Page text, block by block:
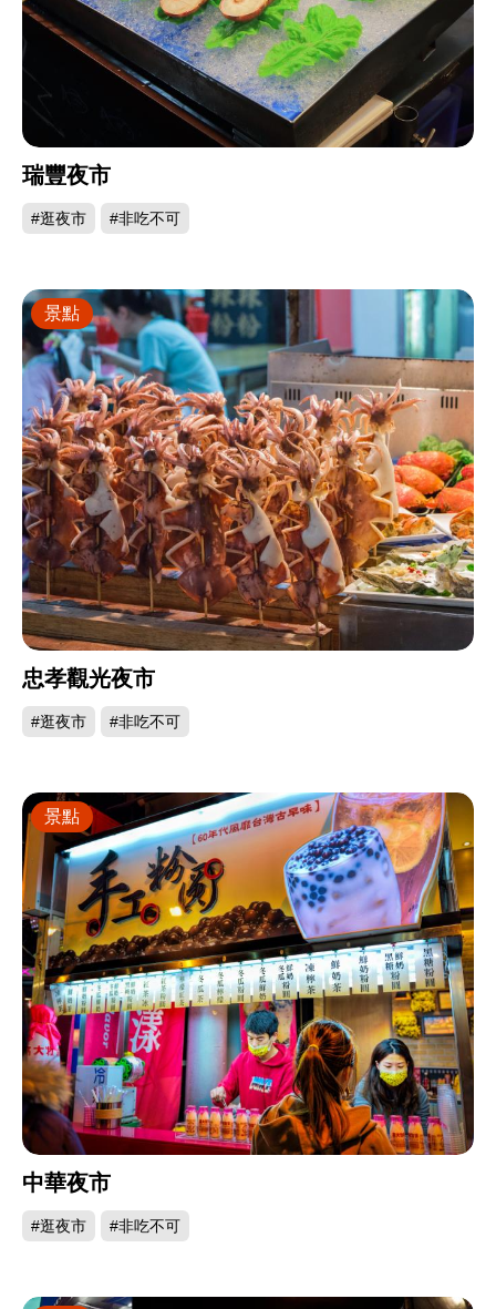
瑞豐夜市
#逛夜市 #非吃不可
忠孝觀光夜市
#逛夜市 #非吃不可
景點
中華夜市
#逛夜市 #非吃不可
景點